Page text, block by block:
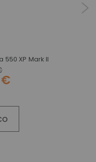
550 XP Mark II
€